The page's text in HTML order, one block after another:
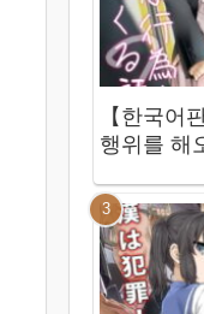
【한국어
행위를 해